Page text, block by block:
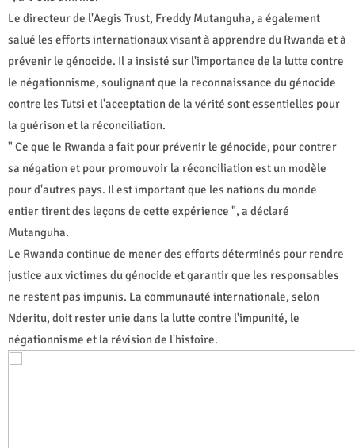
Le directeur de l'Aegis Trust, Freddy Mutanguha, a également
salué les efforts internationaux visant à apprendre du Rwanda et à
prévenir le génocide. Il a insisté sur l'importance de la lutte contre
le négationnisme, soulignant que la reconnaissance du génocide
contre les Tutsi et l'acceptation de la vérité sont essentielles pour
la guérison et la réconciliation.
" Ce que le Rwanda a fait pour prévenir le génocide, pour contrer
sa négation et pour promouvoir la réconciliation est un modèle
pour d'autres pays. Il est important que les nations du monde
entier tirent des leçons de cette expérience ", a déclaré
Mutanguha.
Le Rwanda continue de mener des efforts déterminés pour rendre
justice aux victimes du génocide et garantir que les responsables
ne restent pas impunis. La communauté internationale, selon
Nderitu, doit rester unie dans la lutte contre l'impunité, le
négationnisme et la révision de l'histoire.